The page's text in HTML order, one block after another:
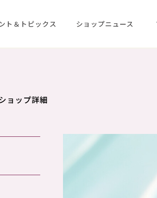
ト＆トピックス ショップニュース
ョップ詳細